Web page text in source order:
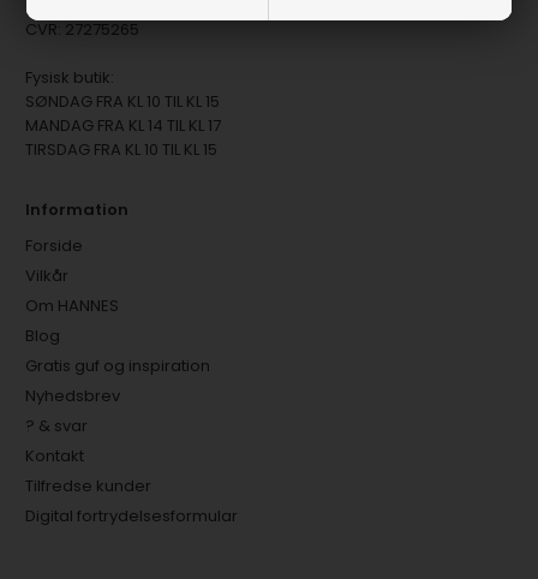
CVR: 27275265
Fysisk butik:
SØNDAG FRA KL 10 TIL KL 15
MANDAG FRA KL 14 TIL KL 17
TIRSDAG FRA KL 10 TIL KL 15
Information
Forside
Vilkår
Om HANNES
Blog
Gratis guf og inspiration
Nyhedsbrev
? & svar
Kontakt
Tilfredse kunder
Digital fortrydelsesformular